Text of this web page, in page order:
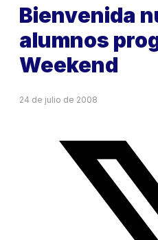
Bienvenida
alumnos
Weekend
24 de julio de 2008